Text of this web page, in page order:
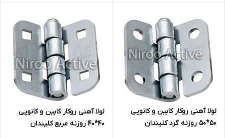
لولا آهنی روکار کابین و کانوپی
۵۰*۵۰ روزنه گرد کلیندان
لولا آهنی روکار کابین و کانوپی
۴۰*۴۰ روزنه مربع کلیندان